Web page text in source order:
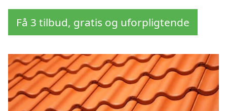
Få 3 tilbud, gratis og uforpligtende